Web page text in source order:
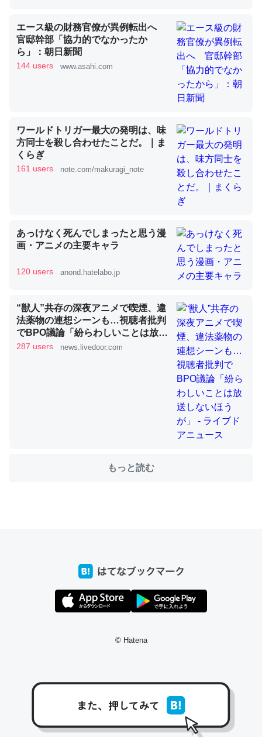
─ニュース :: 【研究発表】昆虫学の大問題＝「昆虫はなぜ海にいな
いのか」に関する新仮説
利だから両方が拮抗してるのでは」とあって面白い。海に
いる鋏角類（カブトガニ・ウミグモ）はカルシウムを使わ
ずキチンを強化してる筈だが、酵素が違うのか？
─ニュース :: 【研究発表】昆虫学の大問題＝「昆虫はなぜ海にいな
これを元に考えるとカルシウムを大量に使う脊椎動物と貝
類は苦労してるんだな…。腹足類だと殻を無くしてナメク
いのか」に関する新仮説
ウチもEchoを実家に置いて４年。でたまに覗いてる。ぼ
ちぼちRingも置こうかと画策中。あと、Googleマップで
位置情報を共有してる。電池残量や充電中かが分かるので
それを実質100倍以上に伸ばす効果があるはず……
コミュニケーションが劇的に変化した｜tayorini by LIFULL介護
たいなのでネット環境作ったけどAlexaしか使わないので
回線代ほとんどかからないですよ。参考：
https://toyoshi.hatenablog.com/entry/2019/05/15/1805
エース級の財務官僚が異例転出へ
官邸幹部「協力的でなかったか
ら」：朝日新聞
144 users www.asahi.com
ワールドトリガー最大の発明は、味
方同士を殺し合わせたことだ。｜ま
くらぎ
161 users note.com/makuragi_note
あっけなく死んでしまったと思う漫
画・アニメの主要キャラ
120 users anond.hatelabo.jp
“獣人”共存の深夜アニメで喫煙、違
法薬物の連想シーンも…視聴者批判
でBPO議論「紛らわしいことは放送
しないほうが」 - ライブドアニュー
287 users news.livedoor.com
もっと読む
© Hatena